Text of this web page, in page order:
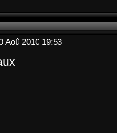
Aoû 2010 19:53